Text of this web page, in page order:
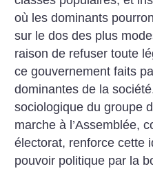
où les dominants
sur le dos des plus
raison de refuser toute
ce gouvernement faits
dominantes de la
sociologique du groupe
marche à l’Assemblée,
électorat, renforce cette
pouvoir politique par la